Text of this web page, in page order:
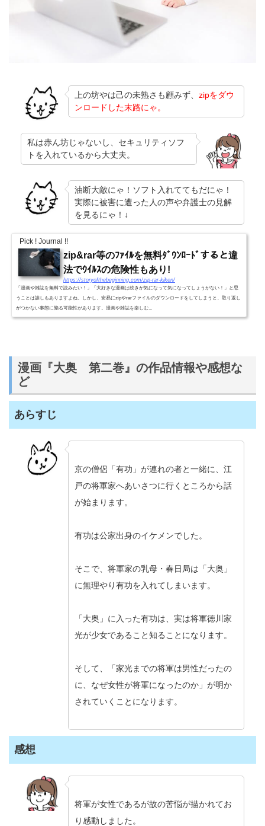
上の坊やは己の未熟さも顧みず、 zipをダウ
ンロードした末路にゃ。
私は赤ん坊じゃないし、セキュリティソフ
トを入れているから大丈夫。
油断大敵にゃ！ソフト入れててもだにゃ！
実際に被害に遭った人の声や弁護士の見解
を見るにゃ！↓
Pick ! Journal !!
zip&rar等のﾌｧｲﾙを無料ﾀﾞｳﾝﾛｰﾄﾞすると違
法でｳｲﾙｽの危険性もあり!
https://storyofthebeginning.com/zip-rar-kiken/
「漫画や雑誌を無料で読みたい！」「大好きな漫画は続きが気になって気になってしょうがない！」と思
うことは誰しもありますよね。しかし、安易にzipやrarファイルのダウンロードをしてしまうと、取り返し
がつかない事態に陥る可能性があります。漫画や雑誌を楽しむ...
漫画『大奥 第二巻』の作品情報や感想な
ど
あらすじ
京の僧侶「有功」が連れの者と一緒に、江
戸の将軍家へあいさつに行くところから話
が始まります。
有功は公家出身のイケメンでした。
そこで、将軍家の乳母・春日局は「大奥」
に無理やり有功を入れてしまいます。
「大奥」に入った有功は、実は将軍徳川家
光が少女であること知ることになります。
そして、「家光までの将軍は男性だったの
に、なぜ女性が将軍になったのか」が明か
されていくことになります。
感想
将軍が女性であるが故の苦悩が描かれてお
り感動しました。